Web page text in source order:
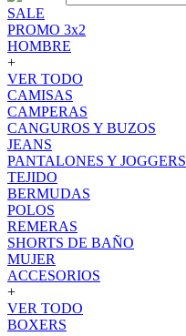
SALE
PROMO 3x2
HOMBRE
+
VER TODO
CAMISAS
CAMPERAS
CANGUROS Y BUZOS
JEANS
PANTALONES Y JOGGERS
TEJIDO
BERMUDAS
POLOS
REMERAS
SHORTS DE BAÑO
MUJER
ACCESORIOS
+
VER TODO
BOXERS